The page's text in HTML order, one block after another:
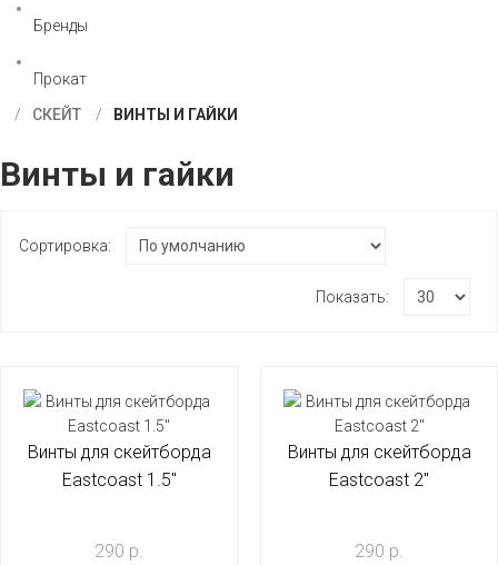
Бренды
Прокат
СКЕЙТ
ВИНТЫ И ГАЙКИ
Винты и гайки
Сортировка:
Показать:
Винты для скейтборда
Eastcoast 1.5"
290 р.
Винты для скейтборда
Eastcoast 2"
290 р.